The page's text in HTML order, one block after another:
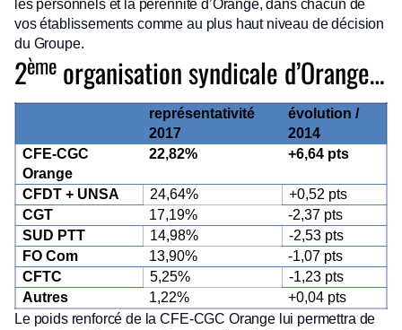
les personnels et la pérennité d’Orange, dans chacun de
vos établissements comme au plus haut niveau de décision
du Groupe.
2ème organisation syndicale d’Orange…
représentativité
2017
évolution /
2014
CFE-CGC
Orange
22,82% +6,64 pts
CFDT + UNSA 24,64%
+0,52 pts
CGT
17,19%
-2,37 pts
SUD PTT
14,98%
-2,53 pts
FO Com
13,90%
-1,07 pts
CFTC
5,25%
-1,23 pts
Autres
1,22%
+0,04 pts
Le poids renforcé de la CFE-CGC Orange lui permettra de